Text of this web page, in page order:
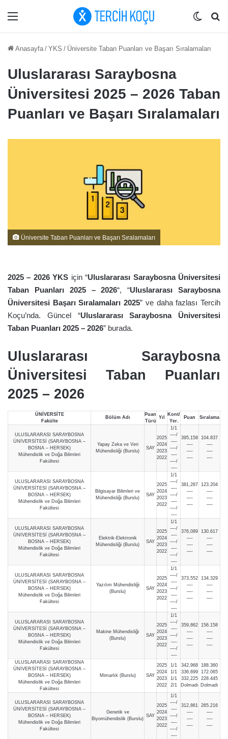
Menü Dış
Anasayfa / YKS / Üniversite Taban Puanları ve Başarı Sıralamaları
Uluslararası Saraybosna
Üniversitesi 2025 – 2026 Taban
Puanları ve Başarı Sıralamaları
Üniversite Taban Puanları ve Başarı Sıralamaları
2025 – 2026 YKS için “Uluslararası Saraybosna Üniversitesi
Taban Puanları 2025 – 2026“, “Uluslararası Saraybosna
Üniversitesi Başarı Sıralamaları 2025” ve daha fazlası Tercih
Koçu’nda. Güncel “Uluslararası Saraybosna Üniversitesi
Taban Puanları 2025 – 2026” burada.
Uluslararası Saraybosna
Üniversitesi Taban Puanları
2025 – 2026
ÜNİVERSİTE
Fakülte
Bölüm Adı
Puan
Türü
Yıl
Kont/
Yer.
Puan Sıralama
ULUSLARARASI SARAYBOSNA
ÜNİVERSİTESİ (SARAYBOSNA –
BOSNA – HERSEK)
Mühendislik ve Doğa Bilimleri
Fakültesi
Yapay Zeka ve Veri
Mühendisliği (Burslu)
SAY
2025
2024
2023
2022
1/1
—-/
—-
—-/
—-
—-/
—-
395,158
—-
—-
—-
104.837
—-
—-
—-
ULUSLARARASI SARAYBOSNA
ÜNİVERSİTESİ (SARAYBOSNA –
BOSNA – HERSEK)
Mühendislik ve Doğa Bilimleri
Fakültesi
Bilgisayar Bilimleri ve
Mühendisliği (Burslu)
SAY
2025
2024
2023
2022
1/1
—-/
—-
—-/
—-
—-/
—-
381,287
—-
—-
—-
123.204
—-
—-
—-
ULUSLARARASI SARAYBOSNA
ÜNİVERSİTESİ (SARAYBOSNA –
BOSNA – HERSEK)
Mühendislik ve Doğa Bilimleri
Fakültesi
Elektrik-Elektronik
Mühendisliği (Burslu)
SAY
2025
2024
2023
2022
1/1
—-/
—-
—-/
—-
—-/
—-
376,089
—-
—-
—-
130.617
—-
—-
—-
ULUSLARARASI SARAYBOSNA
ÜNİVERSİTESİ (SARAYBOSNA –
BOSNA – HERSEK)
Mühendislik ve Doğa Bilimleri
Fakültesi
Yazılım Mühendisliği
(Burslu)
SAY
2025
2024
2023
2022
1/1
—-/
—-
—-/
—-
—-/
—-
373,552
—-
—-
—-
134.329
—-
—-
—-
ULUSLARARASI SARAYBOSNA
ÜNİVERSİTESİ (SARAYBOSNA –
BOSNA – HERSEK)
Mühendislik ve Doğa Bilimleri
Fakültesi
Makine Mühendisliği
(Burslu)
SAY
2025
2024
2023
2022
1/1
—-/
—-
—-/
—-
—-/
—-
359,862
—-
—-
—-
156.158
—-
—-
—-
ULUSLARARASI SARAYBOSNA
ÜNİVERSİTESİ (SARAYBOSNA –
BOSNA – HERSEK)
Mühendislik ve Doğa Bilimleri
Fakültesi
Mimarlık (Burslu) SAY
2025
2024
2023
2022
1/1
1/1
1/1
2/1
342,968
336,699
332,225
Dolmadı
188.360
172.065
228.445
Dolmadı
ULUSLARARASI SARAYBOSNA
ÜNİVERSİTESİ (SARAYBOSNA –
BOSNA – HERSEK)
Mühendislik ve Doğa Bilimleri
Fakültesi
Genetik ve
Biyomühendislik (Burslu)
SAY
2025
2024
2023
2022
1/1
—-/
—-
—-/
—-
—-/
—-
312,861
—-
—-
—-
265.216
—-
—-
—-